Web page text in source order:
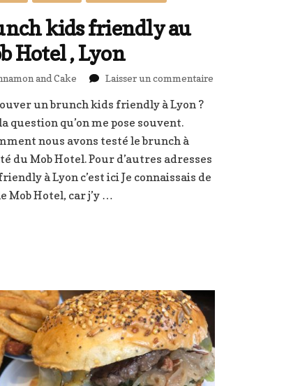
kids friendly au
Hotel , Lyon
and Cake Laisser un commentairesur
un brunch kids friendly à Lyon ?
la question qu’on me pose souvent.
nous avons testé le brunch à
du Mob Hotel. Pour d’autres adresses
à Lyon c’est ici Je connaissais de
Mob Hotel, car j’y …